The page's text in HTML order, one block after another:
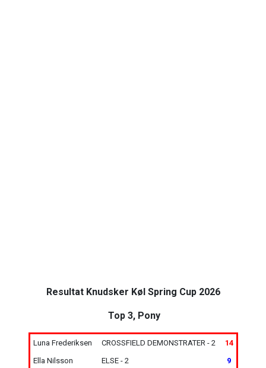
Resultat Knudsker Køl Spring Cup 2026
Top 3, Pony
Luna Frederiksen CROSSFIELD DEMONSTRATER - 2
14
Ella Nilsson
ELSE - 2
9